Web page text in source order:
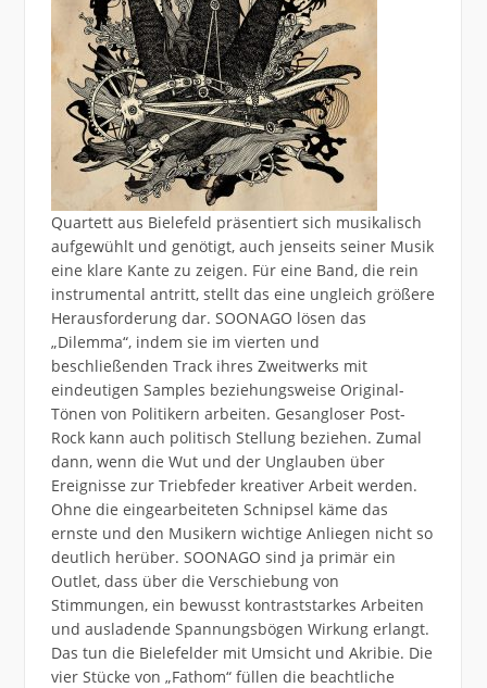
Quartett aus Bielefeld präsentiert sich musikalisch
aufgewühlt und genötigt, auch jenseits seiner Musik
eine klare Kante zu zeigen. Für eine Band, die rein
instrumental antritt, stellt das eine ungleich größere
Herausforderung dar. SOONAGO lösen das
„Dilemma“, indem sie im vierten und
beschließenden Track ihres Zweitwerks mit
eindeutigen Samples beziehungsweise Original-
Tönen von Politikern arbeiten. Gesangloser Post-
Rock kann auch politisch Stellung beziehen. Zumal
dann, wenn die Wut und der Unglauben über
Ereignisse zur Triebfeder kreativer Arbeit werden.
Ohne die eingearbeiteten Schnipsel käme das
ernste und den Musikern wichtige Anliegen nicht so
deutlich herüber. SOONAGO sind ja primär ein
Outlet, dass über die Verschiebung von
Stimmungen, ein bewusst kontraststarkes Arbeiten
und ausladende Spannungsbögen Wirkung erlangt.
Das tun die Bielefelder mit Umsicht und Akribie. Die
vier Stücke von „Fathom“ füllen die beachtliche